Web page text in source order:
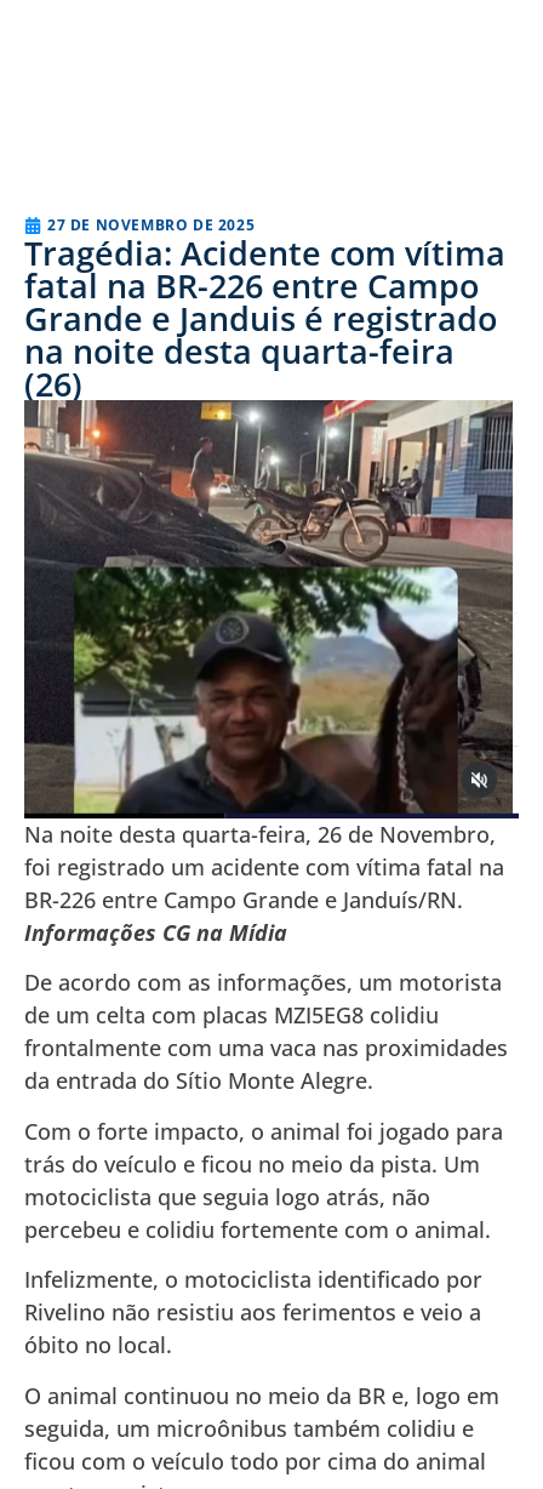
27 DE NOVEMBRO DE 2025
Tragédia: Acidente com vítima
fatal na BR-226 entre Campo
Grande e Janduis é registrado
na noite desta quarta-feira
(26)
Na noite desta quarta-feira, 26 de Novembro,
foi registrado um acidente com vítima fatal na
BR-226 entre Campo Grande e Janduís/RN.
Informações CG na Mídia
De acordo com as informações, um motorista
de um celta com placas MZI5EG8 colidiu
frontalmente com uma vaca nas proximidades
da entrada do Sítio Monte Alegre.
Com o forte impacto, o animal foi jogado para
trás do veículo e ficou no meio da pista. Um
motociclista que seguia logo atrás, não
percebeu e colidiu fortemente com o animal.
Infelizmente, o motociclista identificado por
Rivelino não resistiu aos ferimentos e veio a
óbito no local.
O animal continuou no meio da BR e, logo em
seguida, um microônibus também colidiu e
ficou com o veículo todo por cima do animal